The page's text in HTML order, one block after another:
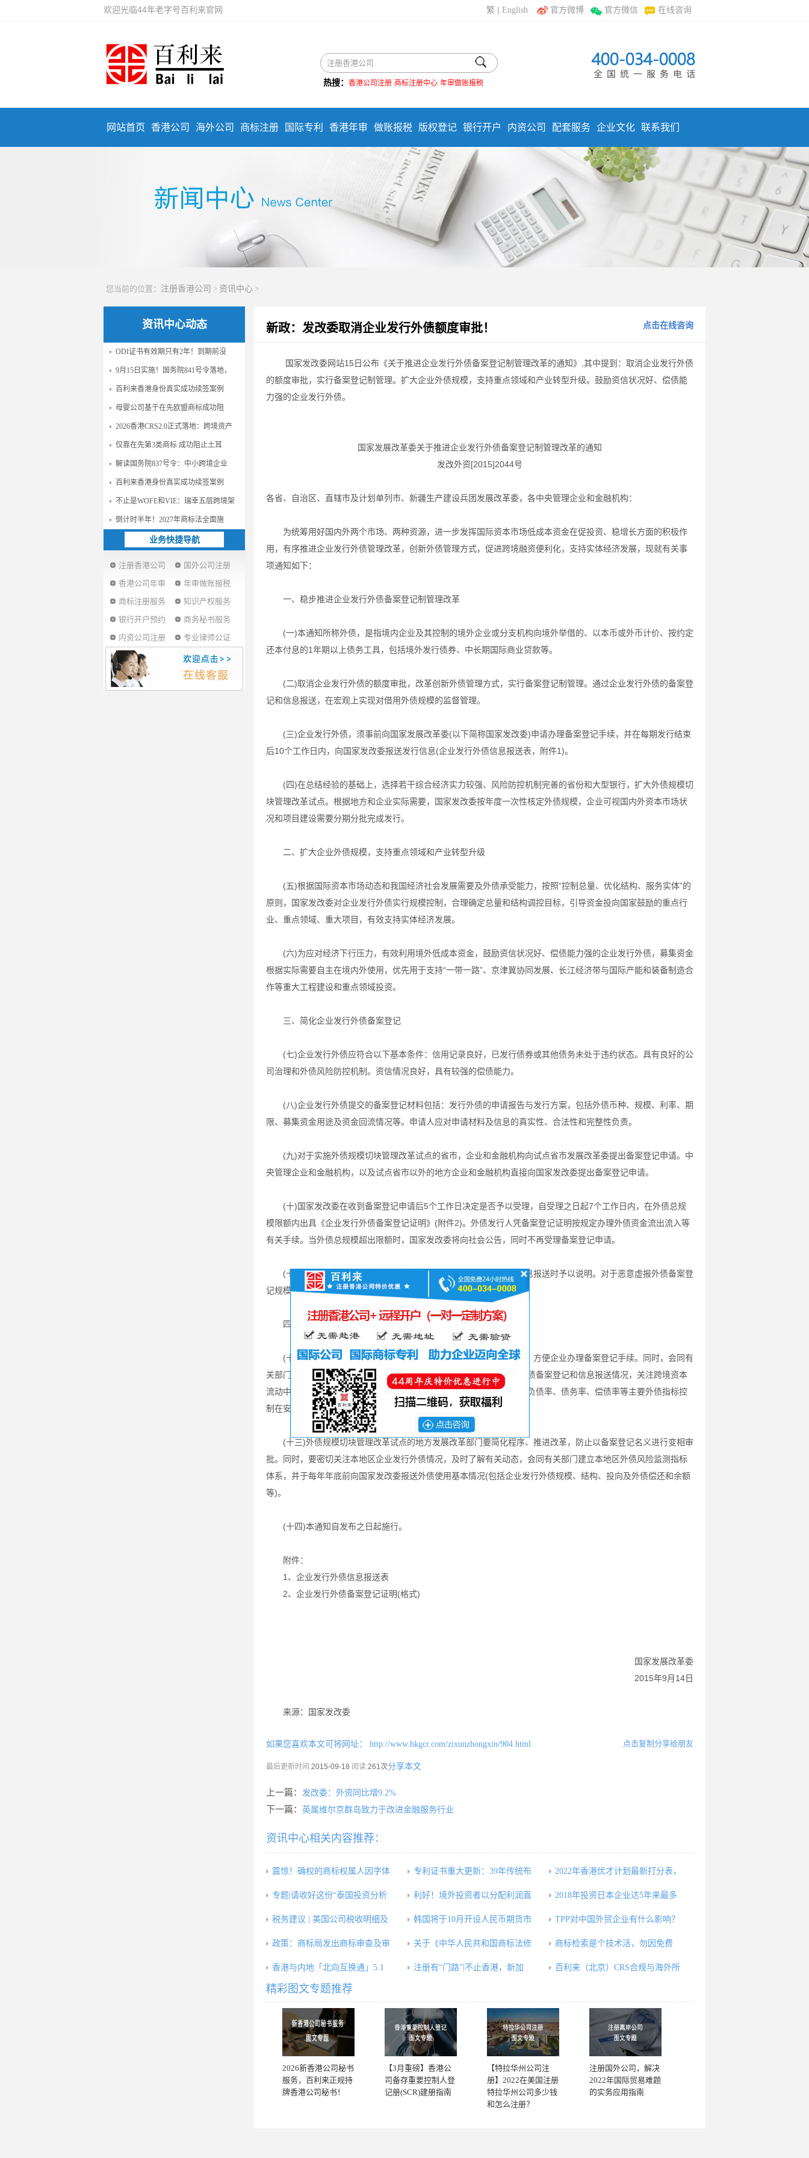
欢迎光临44年老字号百利来官网 繁 |English 官方微博 官方微信 在线咨询
热搜： 香港公司注册 商标注册中心 年审做账报税
网站首页 香港公司 海外公司 商标注册 国际专利 香港年审 做账报税 版权登记 银行开户 内资公司 配套服务 企业文化 联系我们
您当前的位置： 注册香港公司 > 资讯中心 >
资讯中心动态
ODI证书有效期只有2年！到期前没
9月15日实施！国务院841号令落地，
百利来香港身份真实成功续签案例
母婴公司基于在先欧盟商标成功阻
2026香港CRS2.0正式落地：跨境资产
仅靠在先第3类商标 成功阻止土耳
解读国务院837号令：中小跨境企业
百利来香港身份真实成功续签案例
不止是WOFE和VIE：瑞幸五层跨境架
倒计时半年！2027年商标法全面施
业务快捷导航
注册香港公司
国外公司注册
香港公司年审
年审做账报税
商标注册服务
知识产权服务
银行开户预约
商务秘书服务
内资公司注册
专业律师公证
新政：发改委取消企业发行外债额度审批！ 点击在线咨询
国家发改委网站15日公布《关于推进企业发行外债备案登记制管理改革的通知》,其中提到：取消企业发行外债
的额度审批，实行备案登记制管理。扩大企业外债规模，支持重点领域和产业转型升级。鼓励资信状况好、偿债能
力强的企业发行外债。
国家发展改革委关于推进企业发行外债备案登记制管理改革的通知
发改外资[2015]2044号
各省、自治区、直辖市及计划单列市、新疆生产建设兵团发展改革委，各中央管理企业和金融机构：
为统筹用好国内外两个市场、两种资源，进一步发挥国际资本市场低成本资金在促投资、稳增长方面的积极作
用，有序推进企业发行外债管理改革，创新外债管理方式，促进跨境融资便利化，支持实体经济发展，现就有关事
项通知如下：
一、稳步推进企业发行外债备案登记制管理改革
(一)本通知所称外债，是指境内企业及其控制的境外企业或分支机构向境外举借的、以本币或外币计价、按约定
还本付息的1年期以上债务工具，包括境外发行债券、中长期国际商业贷款等。
(二)取消企业发行外债的额度审批，改革创新外债管理方式，实行备案登记制管理。通过企业发行外债的备案登
记和信息报送，在宏观上实现对借用外债规模的监督管理。
(三)企业发行外债，须事前向国家发展改革委(以下简称国家发改委)申请办理备案登记手续，并在每期发行结束
后10个工作日内，向国家发改委报送发行信息(企业发行外债信息报送表，附件1)。
(四)在总结经验的基础上，选择若干综合经济实力较强、风险防控机制完善的省份和大型银行，扩大外债规模切
块管理改革试点。根据地方和企业实际需要，国家发改委按年度一次性核定外债规模，企业可视国内外资本市场状
况和项目建设需要分期分批完成发行。
二、扩大企业外债规模，支持重点领域和产业转型升级
(五)根据国际资本市场动态和我国经济社会发展需要及外债承受能力，按照“控制总量、优化结构、服务实体”的
原则，国家发改委对企业发行外债实行规模控制，合理确定总量和结构调控目标，引导资金投向国家鼓励的重点行
业、重点领域、重大项目，有效支持实体经济发展。
(六)为应对经济下行压力，有效利用境外低成本资金，鼓励资信状况好、偿债能力强的企业发行外债，募集资金
根据实际需要自主在境内外使用，优先用于支持“一带一路”、京津冀协同发展、长江经济带与国际产能和装备制造合
作等重大工程建设和重点领域投资。
三、简化企业发行外债备案登记
(七)企业发行外债应符合以下基本条件：信用记录良好，已发行债券或其他债务未处于违约状态。具有良好的公
司治理和外债风险防控机制。资信情况良好，具有较强的偿债能力。
(八)企业发行外债提交的备案登记材料包括：发行外债的申请报告与发行方案，包括外债币种、规模、利率、期
限、募集资金用途及资金回流情况等。申请人应对申请材料及信息的真实性、合法性和完整性负责。
(九)对于实施外债规模切块管理改革试点的省市，企业和金融机构向试点省市发展改革委提出备案登记申请。中
央管理企业和金融机构，以及试点省市以外的地方企业和金融机构直接向国家发改委提出备案登记申请。
(十)国家发改委在收到备案登记申请后5个工作日决定是否予以受理，自受理之日起7个工作日内，在外债总规
模限额内出具《企业发行外债备案登记证明》(附件2)。外债发行人凭备案登记证明按规定办理外债资金流出流入等
有关手续。当外债总规模超出限额时，国家发改委将向社会公告，同时不再受理备案登记申请。
(十一)企业发行外债实际情况与备案登记情况差异较大时，应在信息报送时予以说明。对于恶意虚报外债备案登
记规模的企业，国家发改委将其不良信用记录纳入国家信用信息平台。
四、加强事中事后监管，切实防范风险
(十二)为做好相关服务，国家发改委将尽快开发网上备案登记系统，方便企业办理备案登记手续。同时，会同有
关部门加强对全口径外债的宏观监测和管理，及时汇总分析企业发行外债备案登记和信息报送情况，关注跨境资本
流动中出现的苗头性、倾向性、潜在性问题，加强事中事后监管，确保负债率、债务率、偿债率等主要外债指标控
制在安全线以内，切实有效防范外债风险。
(十三)外债规模切块管理改革试点的地方发展改革部门要简化程序、推进改革，防止以备案登记名义进行变相审
批。同时，要密切关注本地区企业发行外债情况，及时了解有关动态，会同有关部门建立本地区外债风险监测指标
体系，并于每年年底前向国家发改委报送外债使用基本情况(包括企业发行外债规模、结构、投向及外债偿还和余额
等)。
(十四)本通知自发布之日起施行。
附件：
1、企业发行外债信息报送表
2、企业发行外债备案登记证明(格式)
国家发展改革委
2015年9月14日
来源：国家发改委
如果您喜欢本文可将网址： http://www.hkgcr.com/zixunzhongxin/904.html 点击复制分享给朋友
最后更新时间:2015-09-18 阅读:261次分享本文
上一篇： 发改委：外资同比增9.2%
下一篇： 英属维尔京群岛致力于改进金融服务行业
资讯中心相关内容推荐：
震惊！确权的商标权属人因字体 专利证书重大更新：39年传统布 2022年香港优才计划最新打分表，
专题|请收好这份“泰国投资分析 利好！境外投资者以分配利润直 2018年投资日本企业达5年来最多
税务建议 | 美国公司税收明细及 韩国将于10月开设人民币期货市 TPP对中国外贸企业有什么影响？
政策：商标局发出商标审查及审 关于《中华人民共和国商标法修 商标检索是个技术活，勿因免费
香港与内地「北向互换通」5.1 注册有“门路”|不止香港，新加 百利来（北京）CRS合规与海外所
精彩图文专题推荐
2026新香港公司秘书
服务，百利来正规持
牌香港公司秘书！
【3月重磅】香港公
司备存重要控制人登
记册(SCR)建册指南
【特拉华州公司注
册】2022在美国注册
特拉华州公司多少钱
和怎么注册？
注册国外公司，解决
2022年国际贸易难题
的实务应用指南